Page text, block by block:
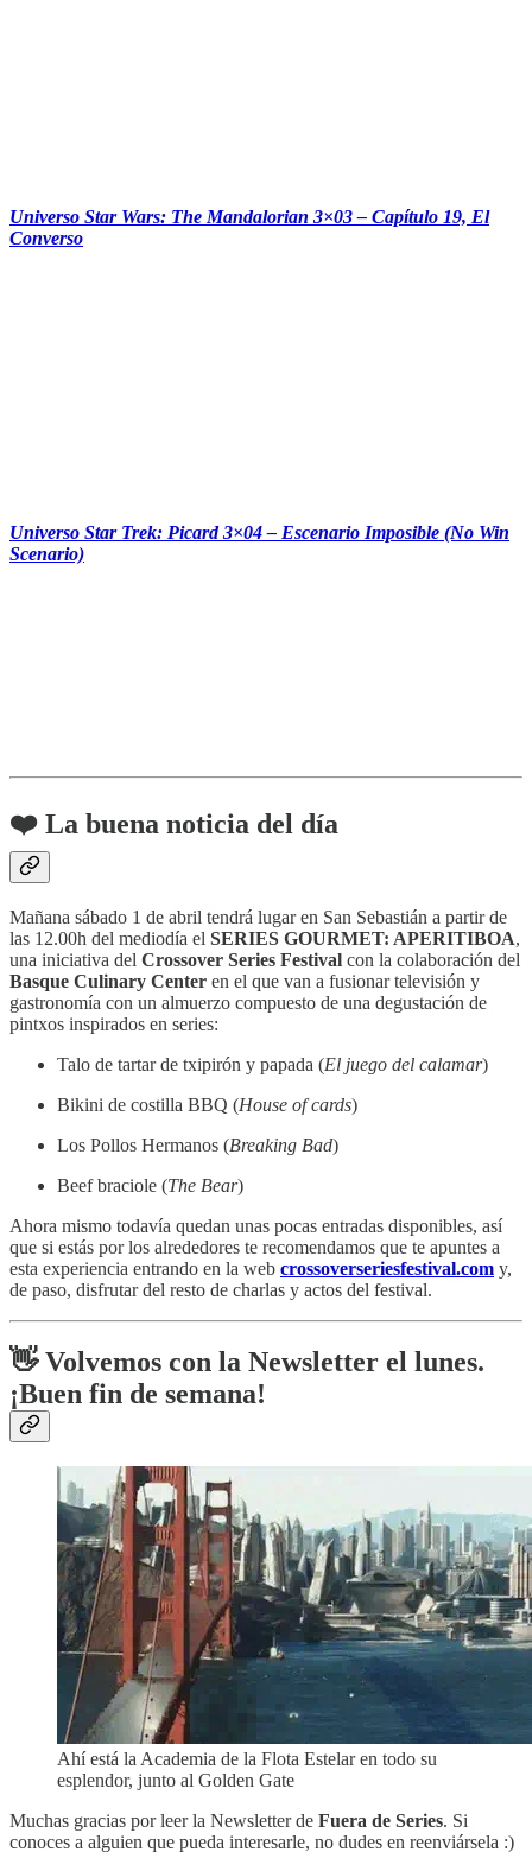
Universo Star Wars: The Mandalorian 3×03 – Capítulo 19, El
Converso
Universo Star Trek: Picard 3×04 – Escenario Imposible (No Win
Scenario)
❤️ La buena noticia del día
Mañana sábado 1 de abril tendrá lugar en San Sebastián a partir de
las 12.00h del mediodía el SERIES GOURMET: APERITIBOA,
una iniciativa del Crossover Series Festival con la colaboración del
Basque Culinary Center en el que van a fusionar televisión y
gastronomía con un almuerzo compuesto de una degustación de
pintxos inspirados en series:
Talo de tartar de txipirón y papada (El juego del calamar)
Bikini de costilla BBQ (House of cards)
Los Pollos Hermanos (Breaking Bad)
Beef braciole (The Bear)
Ahora mismo todavía quedan unas pocas entradas disponibles, así
que si estás por los alrededores te recomendamos que te apuntes a
esta experiencia entrando en la web crossoverseriesfestival.com y,
de paso, disfrutar del resto de charlas y actos del festival.
👋 Volvemos con la Newsletter el lunes.
¡Buen fin de semana!
Ahí está la Academia de la Flota Estelar en todo su
esplendor, junto al Golden Gate
Muchas gracias por leer la Newsletter de Fuera de Series. Si
conoces a alguien que pueda interesarle, no dudes en reenviársela :)